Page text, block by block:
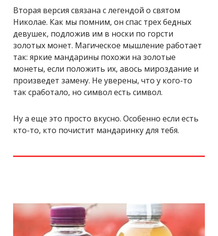
Вторая версия связана с легендой о святом
Николае. Как мы помним, он спас трех бедных
девушек, подложив им в носки по горсти
золотых монет. Магическое мышление работает
так: яркие мандарины похожи на золотые
монеты, если положить их, авось мироздание и
произведет замену. Не уверены, что у кого-то
так сработало, но символ есть символ.
Ну а еще это просто вкусно. Особенно если есть
кто-то, кто почистит мандаринку для тебя.